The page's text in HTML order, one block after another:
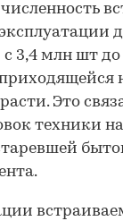
с 3,4 млн шт
Это
техники